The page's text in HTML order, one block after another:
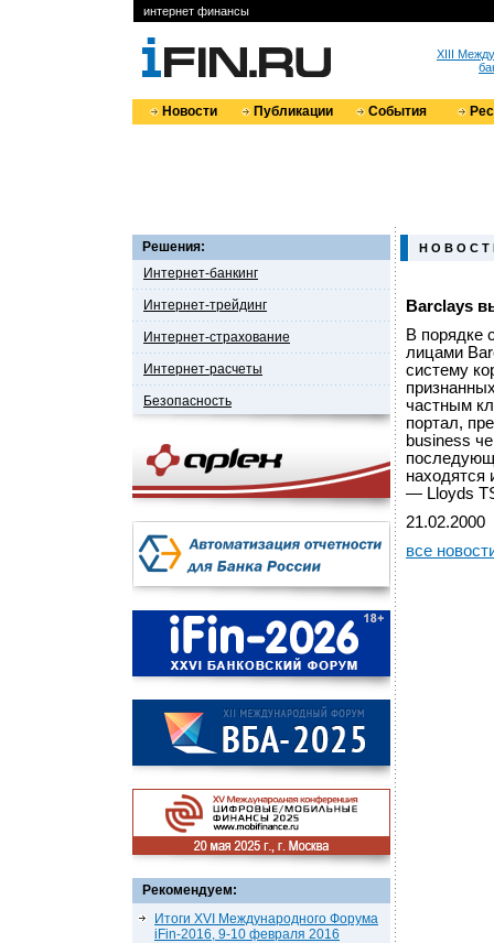
интернет финансы
XIII
Новости Публикации События
Решения:
Интернет-банкинг
Интернет-трейдинг
Интернет-страхование
Интернет-расчеты
Безопасность
Рекомендуем:
Итоги XVI Международного Форума
iFin-2016, 9-10 февраля 2016
Н О В О С Т
Barclays
В порядке
лицами
систему
частным
портал,
business
находятся
— Lloyds
21.02.2000
все